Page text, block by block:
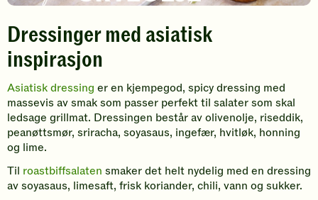
Dressinger med asiatisk
inspirasjon
Asiatisk dressing er en kjempegod, spicy dressing med
massevis av smak som passer perfekt til salater som skal
ledsage grillmat. Dressingen består av olivenolje, riseddik,
peanøttsmør, sriracha, soyasaus, ingefær, hvitløk, honning
og lime.
Til roastbiffsalaten smaker det helt nydelig med en dressing
av soyasaus, limesaft, frisk koriander, chili, vann og sukker.